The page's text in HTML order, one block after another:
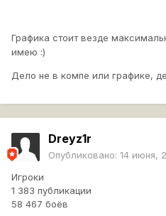
Графика стоит везде
имею :)
Дело не в компе или графике,
Dreyz1r
Опубликовано: 14 июня,
Игроки
1 383 публикации
58 467 боёв